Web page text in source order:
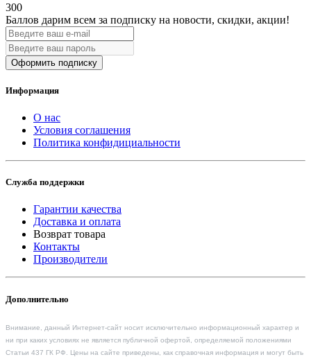
300
Баллов дарим всем за подписку на новости, скидки, акции!
Оформить подписку
Информация
О нас
Условия соглашения
Политика конфидициальности
Служба поддержки
Гарантии качества
Доставка и оплата
Возврат товара
Контакты
Производители
Дополнительно
Внимание, данный Интернет-сайт носит исключительно информационный характер и
ни при каких условиях не является публичной офертой, определяемой положениями
Статьи 437 ГК РФ. Цены на сайте приведены, как справочная информация и могут быть